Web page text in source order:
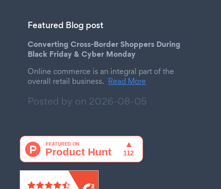
Featured Blog post
Converting Cross-Border Shoppers During
Black Friday & Cyber Monday
Online commerce is an integral part of the
overall retail business. Read More
Posted by on 2026-08-05